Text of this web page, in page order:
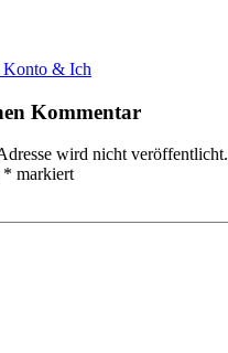
& Ich
Kommentar
wird nicht veröffentlicht.
* markiert